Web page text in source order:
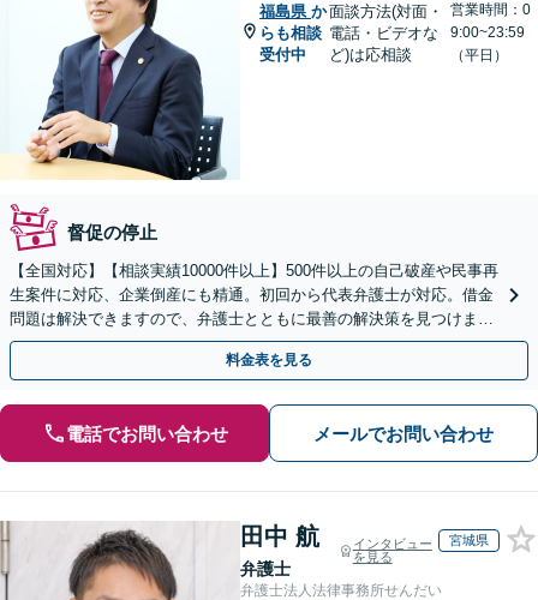
福島県 か
らも相談
受付中
面談方法(対面・
電話・ビデオな
ど)は応相談
営業時間：0
9:00~23:59
（平日）
督促の停止
【全国対応】【相談実績10000件以上】500件以上の自己破産や民事再
生案件に対応、企業倒産にも精通。初回から代表弁護士が対応。借金
問題は解決できますので、弁護士とともに最善の解決策を見つけまし
ょう【初回相談無料】【法テラス利用可】
料金表を見る
電話でお問い合わせ メールでお問い合わせ
田中 航
弁護士
インタビュー
を見る
宮城県
弁護士法人法律事務所せんだい